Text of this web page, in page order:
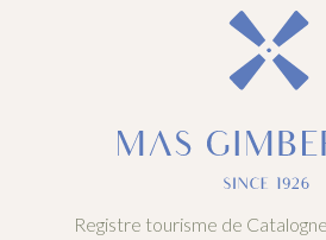
Registre tourisme de